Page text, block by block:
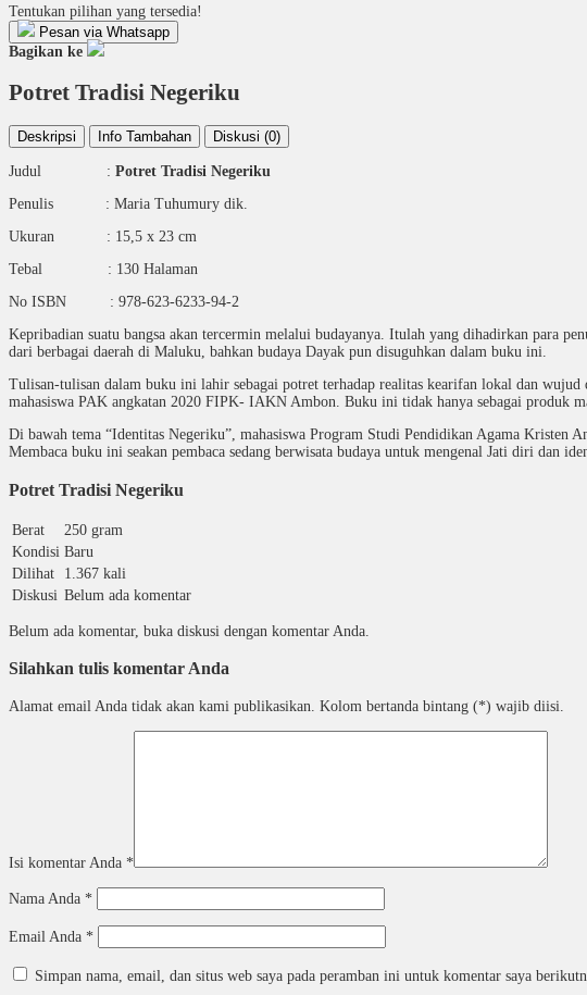
Tentukan pilihan yang tersedia!
Pesan via Whatsapp
Bagikan ke
Potret Tradisi Negeriku
Deskripsi Info Tambahan Diskusi (0)
Judul : Potret Tradisi Negeriku
Penulis : Maria Tuhumury dik.
Ukuran : 15,5 x 23 cm
Tebal : 130 Halaman
No ISBN : 978-623-6233-94-2
Kepribadian suatu bangsa akan tercermin melalui budayanya. Itulah yang dihadirkan para
dari berbagai daerah di Maluku, bahkan budaya Dayak pun disuguhkan dalam buku ini.
Tulisan-tulisan dalam buku ini lahir sebagai potret terhadap realitas kearifan lokal dan
mahasiswa PAK angkatan 2020 FIPK- IAKN Ambon. Buku ini tidak hanya sebagai produk
Di bawah tema “Identitas Negeriku”, mahasiswa Program Studi Pendidikan Agama Kristen
Membaca buku ini seakan pembaca sedang berwisata budaya untuk mengenal Jati diri dan
Potret Tradisi Negeriku
Berat
250 gram
Kondisi Baru
Dilihat
1.367 kali
Diskusi Belum ada komentar
Belum ada komentar, buka diskusi dengan komentar Anda.
Silahkan tulis komentar Anda
Alamat email Anda tidak akan kami publikasikan. Kolom bertanda bintang (*) wajib diisi.
Isi komentar Anda *
Nama Anda *
Email Anda *
Simpan nama, email, dan situs web saya pada peramban ini untuk komentar saya